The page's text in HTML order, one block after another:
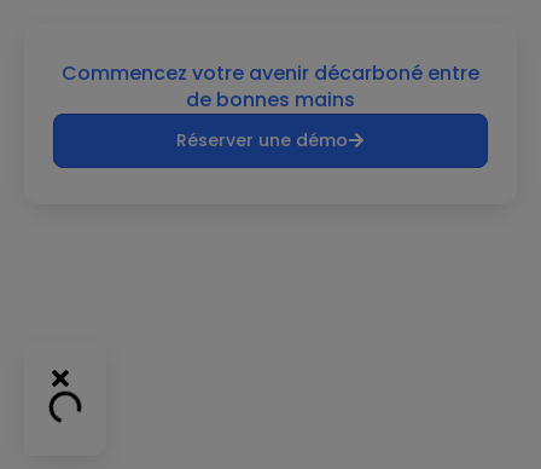
Commencez votre avenir décarboné entre
de bonnes mains
Réserver une démo